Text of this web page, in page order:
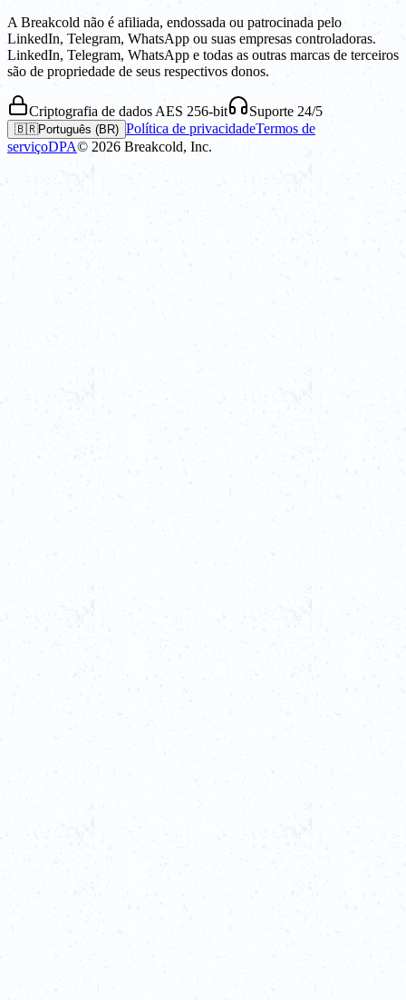
A Breakcold não é afiliada, endossada ou patrocinada pelo
LinkedIn, Telegram, WhatsApp ou suas empresas controladoras.
LinkedIn, Telegram, WhatsApp e todas as outras marcas de terceiros
são de propriedade de seus respectivos donos.
Criptografia de dados AES 256-bit Suporte 24/5
🇧🇷Português (BR) Política de privacidadeTermos de
serviçoDPA© 2026 Breakcold, Inc.